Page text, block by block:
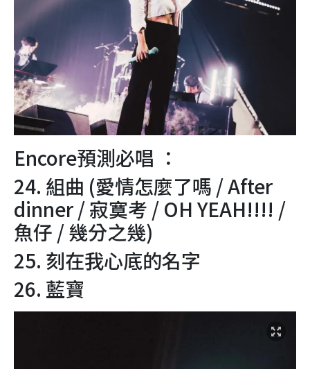
Encore預測必唱 ：
24. 組曲 (愛情怎麼了嗎 / After
dinner / 寂寞考 / OH YEAH!!!! /
魚仔 / 幾分之幾)
25. 刻在我心底的名字
26. 藍寶